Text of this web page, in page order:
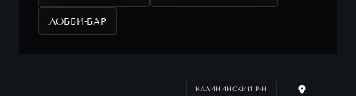
ЛОББИ-БАР
КАЛИНИНСКИЙ Р-Н